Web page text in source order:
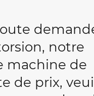
notre
machine de
de prix,